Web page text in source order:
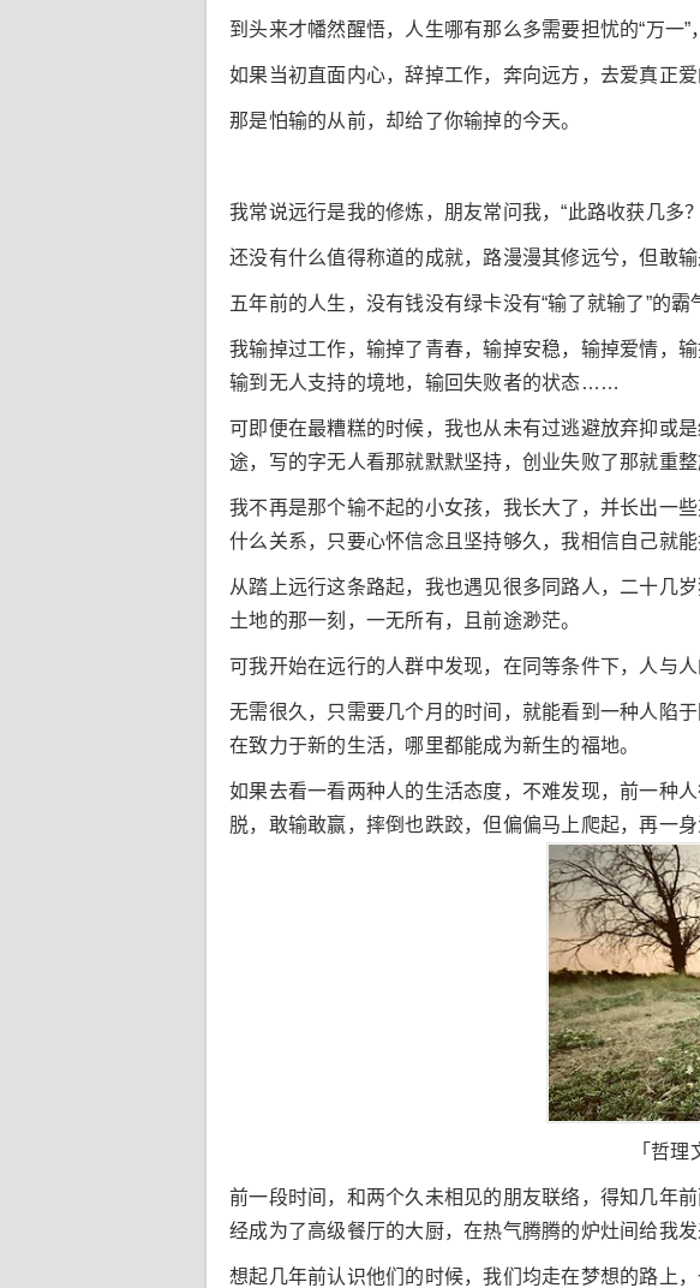
到头来才幡然醒悟，人生哪有那么多需要担忧的“万一”
如果当初直面内心，辞掉工作，奔向远方，去爱真正
那是怕输的从前，却给了你输掉的今天。
我常说远行是我的修炼，朋友常问我，“此路收获几多
还没有什么值得称道的成就，路漫漫其修远兮，但敢输
五年前的人生，没有钱没有绿卡没有“输了就输了”的
我输掉过工作，输掉了青春，输掉安稳，输掉爱情，
输到无人支持的境地，输回失败者的状态……
可即便在最糟糕的时候，我也从未有过逃避放弃抑或
途，写的字无人看那就默默坚持，创业失败了那就重
我不再是那个输不起的小女孩，我长大了，并长出一
什么关系，只要心怀信念且坚持够久，我相信自己就
从踏上远行这条路起，我也遇见很多同路人，二十几
土地的那一刻，一无所有，且前途渺茫。
可我开始在远行的人群中发现，在同等条件下，人与
无需很久，只需要几个月的时间，就能看到一种人陷
在致力于新的生活，哪里都能成为新生的福地。
如果去看一看两种人的生活态度，不难发现，前一种
脱，敢输敢赢，摔倒也跌跤，但偏偏马上爬起，再一身
「哲
前一段时间，和两个久未相见的朋友联络，得知几年
经成为了高级餐厅的大厨，在热气腾腾的炉灶间给我发
想起几年前认识他们的时候，我们均走在梦想的路上